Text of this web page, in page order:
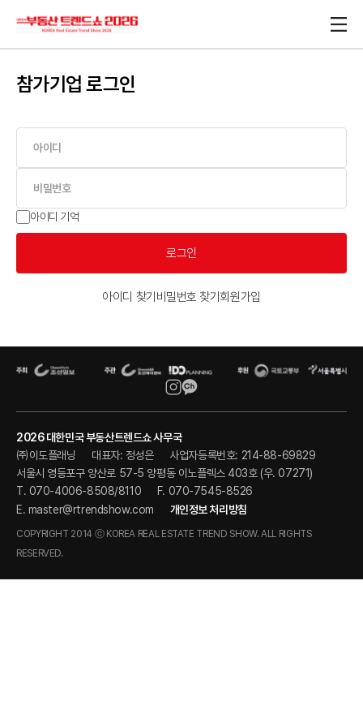
참가기업 로그인
아이디 기억
로그인
아이디 찾기 비밀번호 찾기 회원가입
2026 대한민국 부동산트렌드쇼 사무국
㈜이도플래닝
대표자: 정성은
사업자등록번호: 214-88-69829
서울시 영등포구 양산로 57-5 양평동 이노플렉스 403호 (우. 07271)
T. 070-4006-8508/8110
F. 070-7545-8526
E. master@rtrendshow.com 개인정보 처리방침
COPYRIGHT 2014 ⓒ KOREA REAL ESTATE TREND SHOW. ALL RIGHTS
RESERVED.